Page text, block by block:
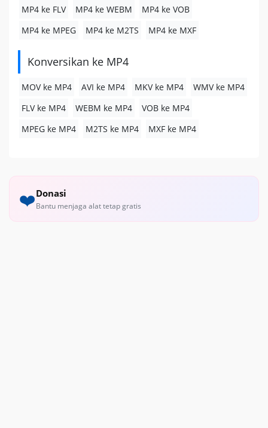
MP4 ke FLV MP4 ke WEBM
MP4 ke VOB
MP4 ke MPEG
MP4 ke M2TS MP4 ke MXF
Konversikan ke MP4
MOV ke MP4 AVI ke MP4 MKV ke MP4
WMV ke MP4
FLV ke MP4
WEBM ke MP4
VOB ke MP4
MPEG ke MP4
M2TS ke MP4 MXF ke MP4
❤️Donasi
Bantu menjaga alat tetap gratis